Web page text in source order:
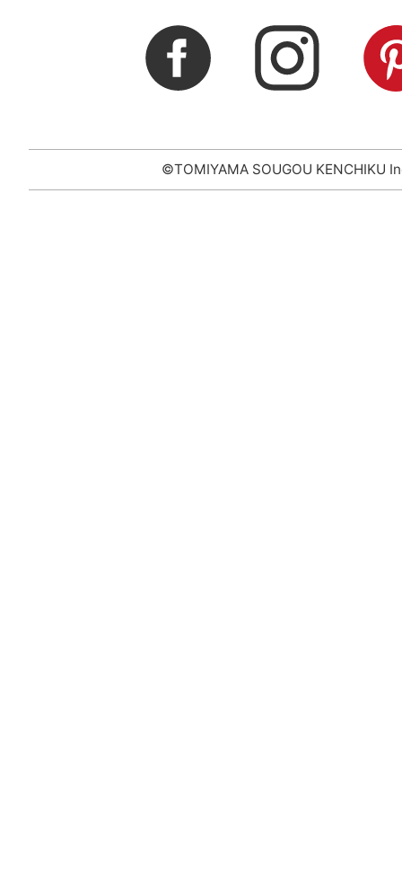
©TOMIYAMA SOUGOU KENCHIKU